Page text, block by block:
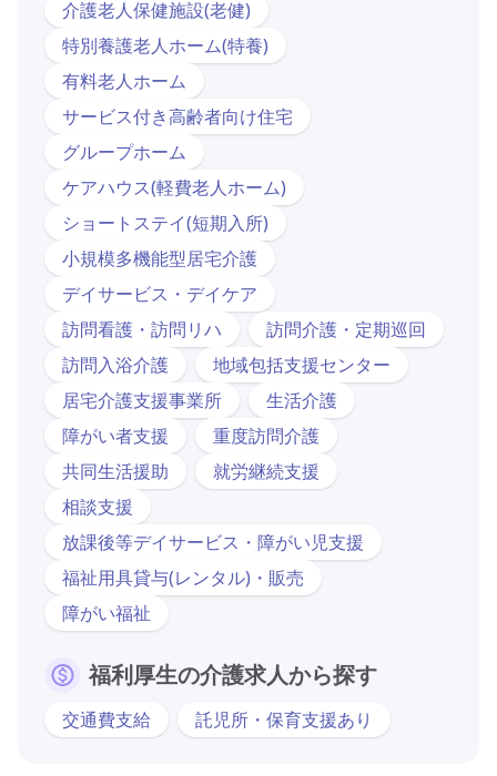
介護老人保健施設(老健)
特別養護老人ホーム(特養)
有料老人ホーム
サービス付き高齢者向け住宅
グループホーム
ケアハウス(軽費老人ホーム)
ショートステイ(短期入所)
小規模多機能型居宅介護
デイサービス・デイケア
訪問看護・訪問リハ
訪問介護・定期巡回
訪問入浴介護
地域包括支援センター
居宅介護支援事業所
生活介護
障がい者支援
重度訪問介護
共同生活援助
就労継続支援
相談支援
放課後等デイサービス・障がい児支援
福祉用具貸与(レンタル)・販売
障がい福祉
福利厚生の介護求人から探す
交通費支給 託児所・保育支援あり